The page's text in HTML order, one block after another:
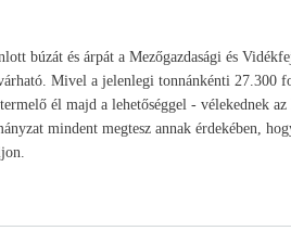
búzát és árpát a Mezőgazdasági és
Mivel a jelenlegi tonnánkénti
él majd a lehetőséggel - vélekednek
mindent megtesz annak érdekében,